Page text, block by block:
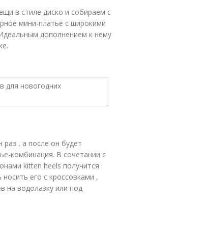
в стиле диско и собираем с
мини-платье с широкими
дополнением к нему
, а после он будет
комбинация. В сочетании с
kitten heels получится
его с кроссовками ,
на водолазку или под